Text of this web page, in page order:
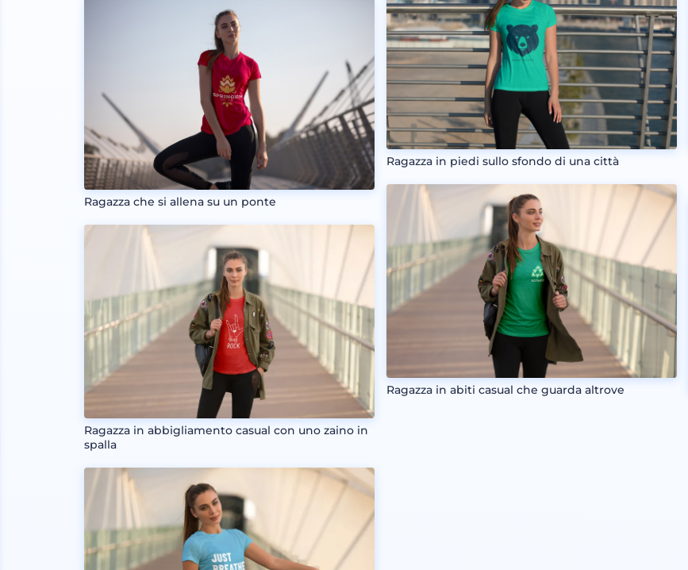
Ragazza che si allena su un ponte
Ragazza in abbigliamento casual con uno zaino in
spalla
Ragazza in piedi sullo sfondo di una città
Ragazza in abiti casual che guarda altrove